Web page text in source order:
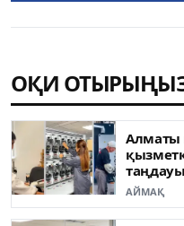
ОҚИ
Алматы
АЙМАҚ